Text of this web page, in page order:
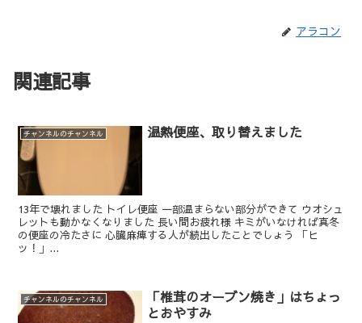
アラコン
関連記事
チャンネルのチャンネル 温熱便座、取り替えました
13年で壊れました トイレ便座 一部温まらない部分ができて ウオシュ
レットも動かなくなりました 長い間お疲れ様 キミがいなければ真冬
の便座の冷たさに 心臓麻痺する人が続出したことでしょう 「ヒ
ッ！」...
チャンネルのチャンネル
「椎茸のオーブン焼き」はちょっ
とおやすみ